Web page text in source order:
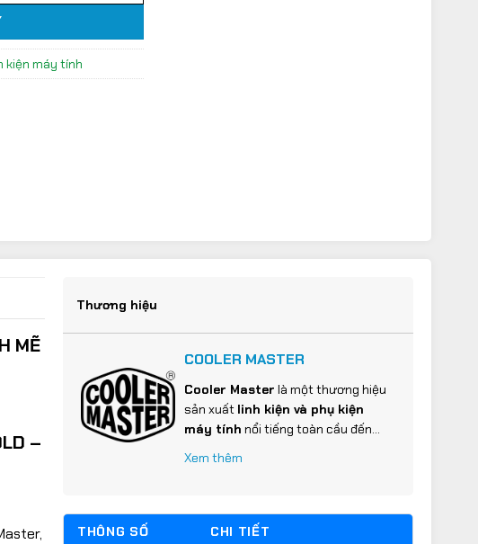
kiện máy tính
MẼ
–
Thương hiệu
COOLER MASTER
Cooler Master là một thương hiệu
sản xuất linh kiện và phụ kiện
máy tính nổi tiếng toàn cầu đến
sản phẩm chất lượng khác.
Xem thêm
THÔNG SỐ CHI TIẾT